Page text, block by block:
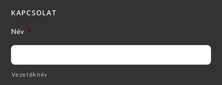
KAPCSOLAT
Név *
Vezetéknév